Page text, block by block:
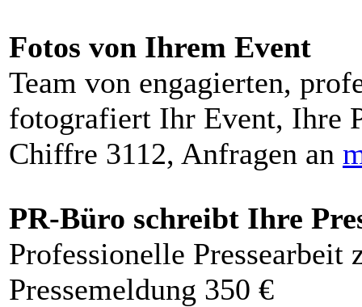
Fotos von Ihrem Event
Team von engagierten,
fotografiert Ihr Event, Ihre
Chiffre 3112, Anfragen an
PR-Büro schreibt Ihre
Professionelle Pressearbeit
Pressemeldung 350 €